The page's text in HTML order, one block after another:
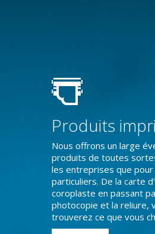
Produits
Nous offrons un large
produits de toutes
les entreprises que pour
particuliers. De la carte
coroplaste en passant
photocopie et la reliure,
trouverez ce que vous